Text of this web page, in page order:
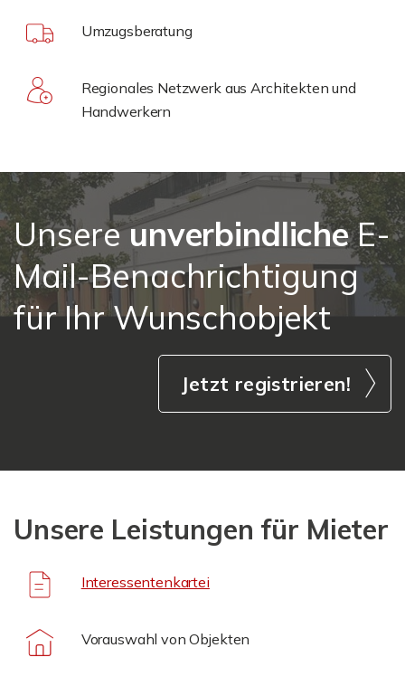
Umzugsberatung
Regionales Netzwerk aus Architekten und
Handwerkern
UnsereunverbindlicheE-
Mail-Benachrichtigung
für Ihr Wunschobjekt
Jetzt registrieren!
Unsere Leistungen für Mieter
Interessentenkartei
Vorauswahl von Objekten